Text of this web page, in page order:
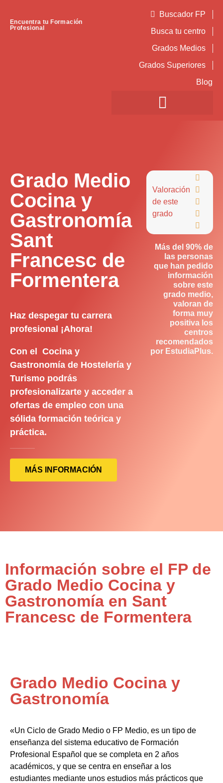
Encuentra tu Formación
Profesional
Buscador FP
Busca tu centro
Grados Medios
Grados Superiores
Blog
Grado Medio
Cocina y
Gastronomía
Sant
Francesc de
Formentera
Haz despegar tu carrera
profesional ¡Ahora!
Con el Cocina y
Gastronomía de Hostelería y
Turismo podrás
profesionalizarte y acceder a
ofertas de empleo con una
sólida formación teórica y
práctica.
MÁS INFORMACIÓN
Valoración
de este
grado





Más del 90% de
las personas
que han pedido
información
sobre este
grado medio,
valoran de
forma muy
positiva los
centros
recomendados
por EstudiaPlus.
Información sobre el FP de
Grado Medio Cocina y
Gastronomía en Sant
Francesc de Formentera
Grado Medio Cocina y
Gastronomía
«Un Ciclo de Grado Medio o FP Medio, es un tipo de
enseñanza del sistema educativo de Formación
Profesional Español que se completa en 2 años
académicos, y que se centra en enseñar a los
estudiantes mediante unos estudios más prácticos que